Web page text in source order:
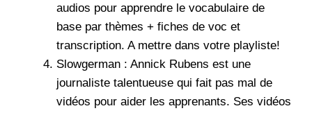
audios pour apprendre le vocabulaire de
base par thèmes + fiches de voc et
transcription. A mettre dans votre playliste!
Slowgerman : Annick Rubens est une
journaliste talentueuse qui fait pas mal de
vidéos pour aider les apprenants. Ses vidéos